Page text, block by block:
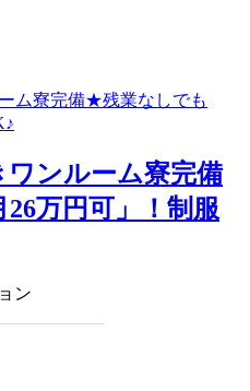
ンルーム寮完備
万円可」！制服
ン